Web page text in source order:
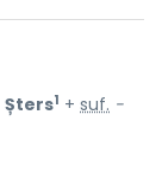
Șters1 + suf. -